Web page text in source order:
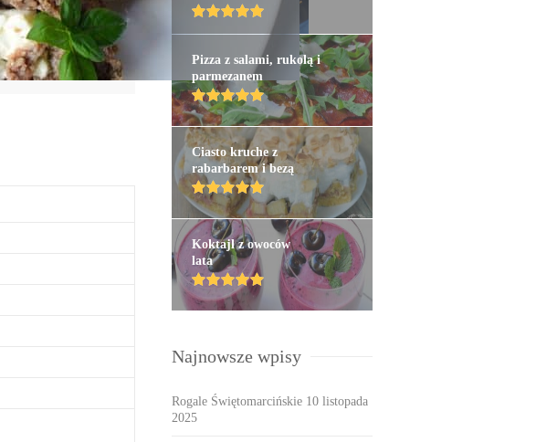
DRUKUJ
Pizza z salami, rukolą i
parmezanem
Ciasto kruche z
rabarbarem i bezą
Koktajl z owoców
lata
Najnowsze wpisy
Rogale Świętomarcińskie 10 listopada
2025